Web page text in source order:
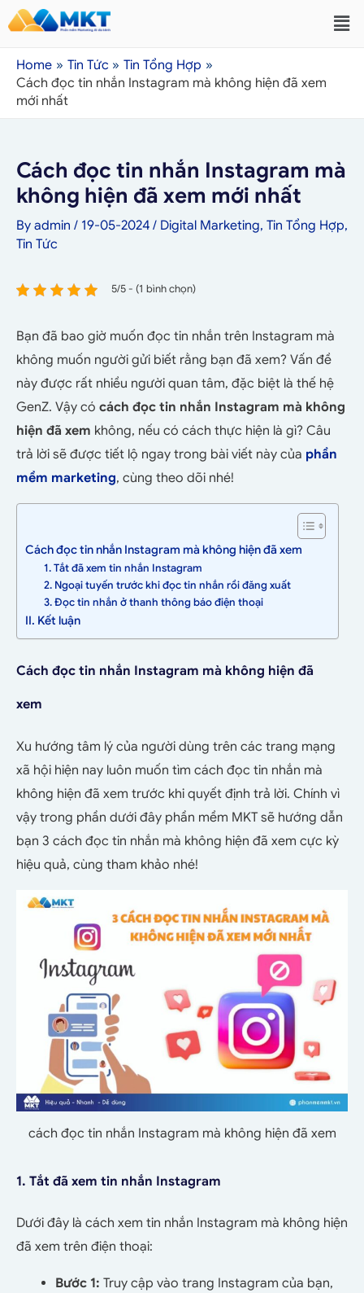
Home Tin Tức
Tin Tổng Hợp
Cách đọc tin nhắn Instagram mà không hiện đã xem
mới nhất
Cách đọc tin nhắn Instagram mà
không hiện đã xem mới nhất
By admin / 19-05-2024 / Digital Marketing, Tin Tổng Hợp,
Tin Tức
5/5 - (1 bình chọn)
Bạn đã bao giờ muốn đọc tin nhắn trên Instagram mà
không muốn người gửi biết rằng bạn đã xem? Vấn đề
này được rất nhiều người quan tâm, đặc biệt là thế hệ
GenZ. Vậy có cách đọc tin nhắn Instagram mà không
hiện đã xem không, nếu có cách thực hiện là gì? Câu
trả lời sẽ được tiết lộ ngay trong bài viết này của phần
mềm marketing, cùng theo dõi nhé!
Cách đọc tin nhắn Instagram mà không hiện đã xem
1. Tắt đã xem tin nhắn Instagram
2. Ngoại tuyến trước khi đọc tin nhắn rồi đăng xuất
3. Đọc tin nhắn ở thanh thông báo điện thoại
II. Kết luận
Cách đọc tin nhắn Instagram mà không hiện đã
xem
Xu hướng tâm lý của người dùng trên các trang mạng
xã hội hiện nay luôn muốn tìm cách đọc tin nhắn mà
không hiện đã xem trước khi quyết định trả lời. Chính vì
vậy trong phần dưới đây phần mềm MKT sẽ hướng dẫn
bạn 3 cách đọc tin nhắn mà không hiện đã xem cực kỳ
hiệu quả, cùng tham khảo nhé!
cách đọc tin nhắn Instagram mà không hiện đã xem
1. Tắt đã xem tin nhắn Instagram
Dưới đây là cách xem tin nhắn Instagram mà không hiện
đã xem trên điện thoại:
Bước 1: Truy cập vào trang Instagram của bạn,